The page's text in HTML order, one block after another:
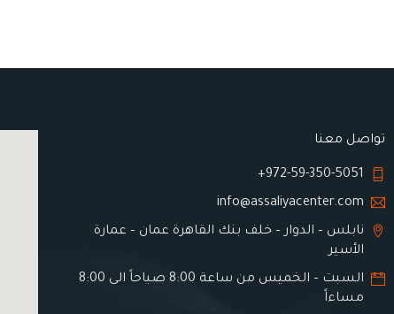
تواصل معنا
972-59-350-5051+
info@assaliyacenter.com
نابلس – الدوار – خلف بنك القاهرة عمان – عمارة
الأسير
السبت – الخميس من ساعة 8:00 صباحاً الى 8:00
مساءاً